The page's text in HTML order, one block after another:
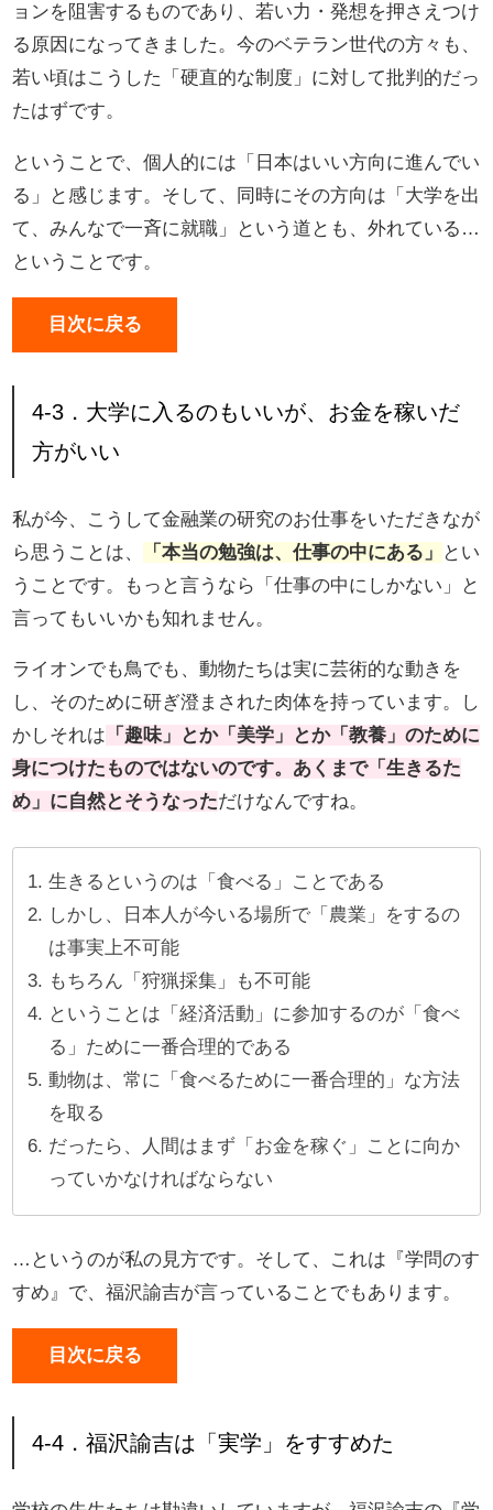
ョンを阻害するものであり、若い力・発想を押さえつけ
る原因になってきました。今のベテラン世代の方々も、
若い頃はこうした「硬直的な制度」に対して批判的だっ
たはずです。
ということで、個人的には「日本はいい方向に進んでい
る」と感じます。そして、同時にその方向は「大学を出
て、みんなで一斉に就職」という道とも、外れている…
ということです。
目次に戻る
4-3．大学に入るのもいいが、お金を稼いだ
方がいい
私が今、こうして金融業の研究のお仕事をいただきなが
ら思うことは、
「本当の勉強は、仕事の中にある」
とい
うことです。もっと言うなら「仕事の中にしかない」と
言ってもいいかも知れません。
ライオンでも鳥でも、動物たちは実に芸術的な動きを
し、そのために研ぎ澄まされた肉体を持っています。し
かしそれは 「趣味」とか「美学」とか「教養」のために
身につけたものではないのです。あくまで「生きるた
め」に自然とそうなっただけなんですね。
生きるというのは「食べる」ことである
しかし、日本人が今いる場所で「農業」をするの
は事実上不可能
もちろん「狩猟採集」も不可能
ということは「経済活動」に参加するのが「食べ
る」ために一番合理的である
動物は、常に「食べるために一番合理的」な方法
を取る
だったら、人間はまず「お金を稼ぐ」ことに向か
っていかなければならない
…というのが私の見方です。そして、これは『学問のす
すめ』で、福沢諭吉が言っていることでもあります。
目次に戻る
4-4．福沢諭吉は「実学」をすすめた